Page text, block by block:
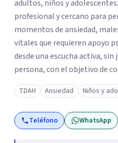
adultos, niños y
profesional y cercano para
momentos de ansiedad,
vitales que requieren apoyo psicológico.
desde una escucha activa, sin
persona, con el objetivo de
ocurriendo y facilitar
mayor equilibrio y bienestar.
un entorno confidencial y
las necesidades de cada proceso
TDAH Ansiedad Niños y
Teléfono WhatsApp